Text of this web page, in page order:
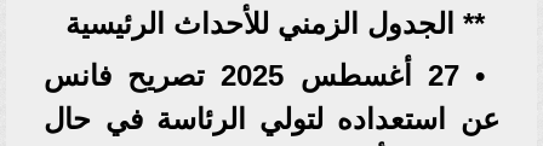
** الجدول الزمني للأحداث الرئيسية
• 27 أغسطس 2025 تصريح فانس
عن استعداده لتولي الرئاسة في حال